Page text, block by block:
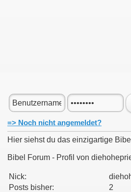
=> Noch nicht angemeldet?
Hier siehst du das einzigartige
Bibel Forum - Profil von
Nick:
Posts bisher:
2